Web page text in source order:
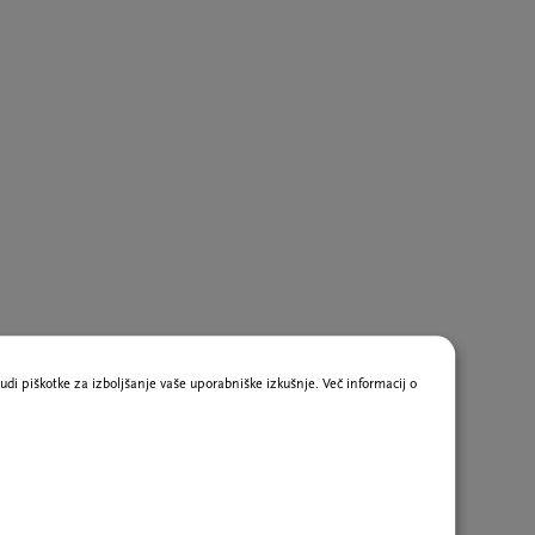
piškotke za izboljšanje vaše uporabniške izkušnje. Več informacij o